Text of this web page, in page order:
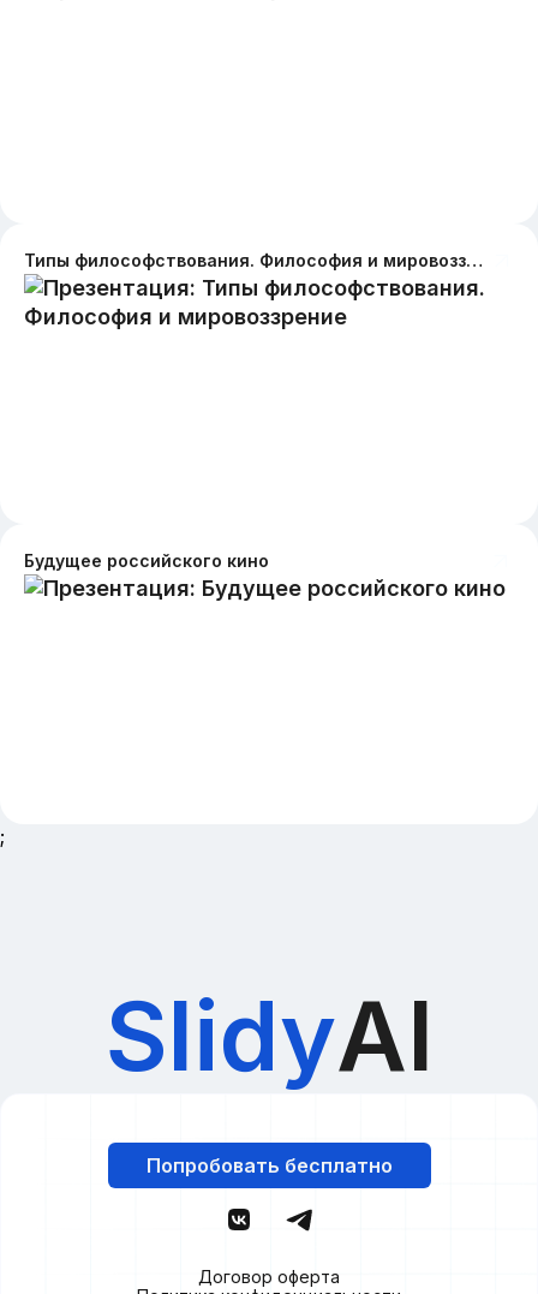
Типы философствования. Философия и мировоззрение
Будущее российского кино
;
SlidyAI
Попробовать бесплатно
Договор оферта